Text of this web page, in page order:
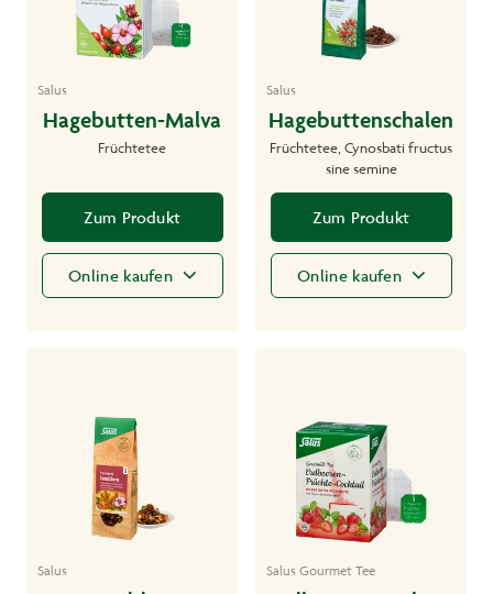
Salus
Hagebutten-Malva
Früchtetee
Zum Produkt
Online kaufen
Salus
Hagebuttenschalen
Früchtetee, Cynosbati fructus
sine semine
Zum Produkt
Online kaufen
Salus Salus Gourmet Tee